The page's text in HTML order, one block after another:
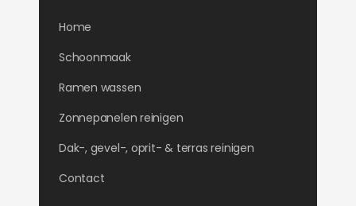
Home
Schoonmaak
Ramen wassen
Zonnepanelen reinigen
Dak-, gevel-, oprit- & terras reinigen
Contact